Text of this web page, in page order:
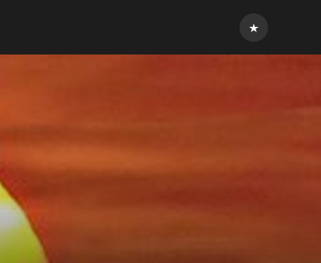
Inloggen